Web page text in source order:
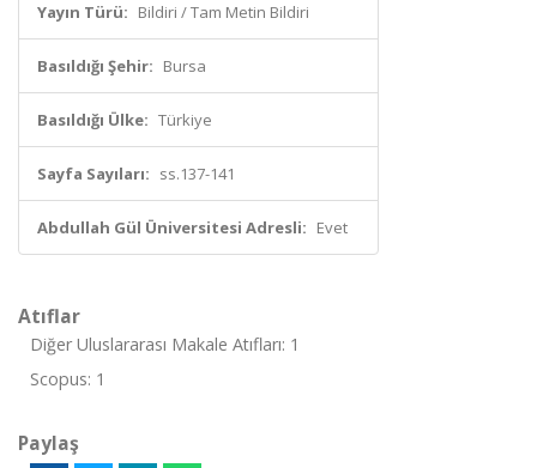
Yayın Türü: Bildiri / Tam Metin Bildiri
Basıldığı Şehir: Bursa
Basıldığı Ülke: Türkiye
Sayfa Sayıları: ss.137-141
Abdullah Gül Üniversitesi Adresli: Evet
Atıflar
Diğer Uluslararası Makale Atıfları: 1
Scopus: 1
Paylaş